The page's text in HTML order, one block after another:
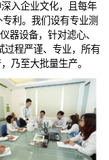
入企业文化，且每年
利。我们设有专业测
器设备，针对滤心、
过程严谨、专业，所有
乃至大批量生产。